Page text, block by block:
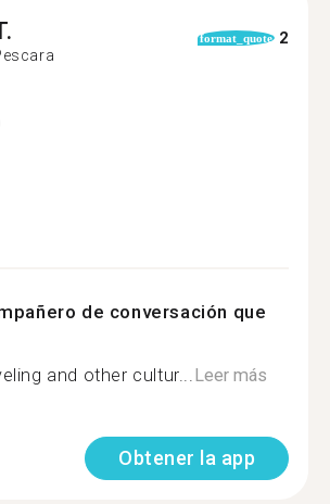
format_quote 2
de conversación que
and other cultur...Leer más
Obtener la app